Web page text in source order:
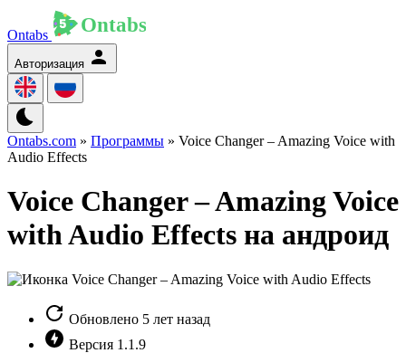
Ontabs
Авторизация
Ontabs.com » Программы » Voice Changer – Amazing Voice with
Audio Effects
Voice Changer – Amazing Voice
with Audio Effects на андроид
Обновлено 5 лет назад
Версия 1.1.9